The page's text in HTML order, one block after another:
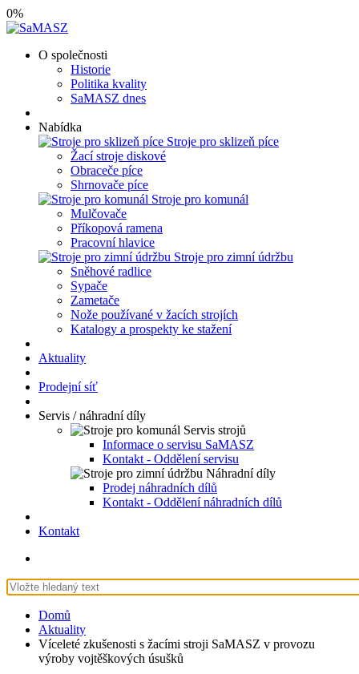
0%
O společnosti
Historie
Politika kvality
SaMASZ dnes
Nabídka
Stroje pro sklizeň píce
Žací stroje diskové
Obraceče píce
Shrnovače píce
Stroje pro komunál
Mulčovače
Příkopová ramena
Pracovní hlavice
Stroje pro zimní údržbu
Sněhové radlice
Sypače
Zametače
Nože používané v žacích strojích
Katalogy a prospekty ke stažení
Aktuality
Prodejní síť
Servis / náhradní díly
Servis strojů
Informace o servisu SaMASZ
Kontakt - Oddělení servisu
Náhradní díly
Prodej náhradních dílů
Kontakt - Oddělení náhradních dílů
Kontakt
Domů
Aktuality
Víceleté zkušenosti s žacími stroji SaMASZ v provozu
výroby vojtěškových úsušků